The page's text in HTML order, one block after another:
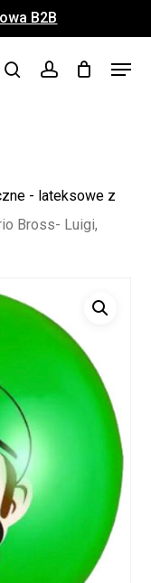
B2B
searchaccount
Menu
Close
- lateksowe z
Bross- Luigi,
Menu